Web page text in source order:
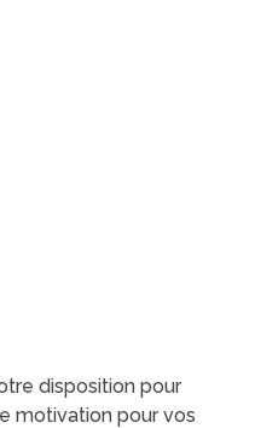
disposition pour
motivation pour vos